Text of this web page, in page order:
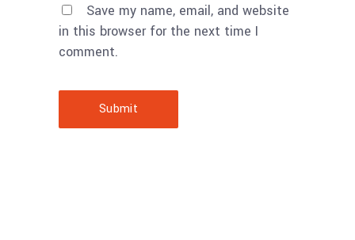
Save my name, email, and website
in this browser for the next time I
comment.
Submit